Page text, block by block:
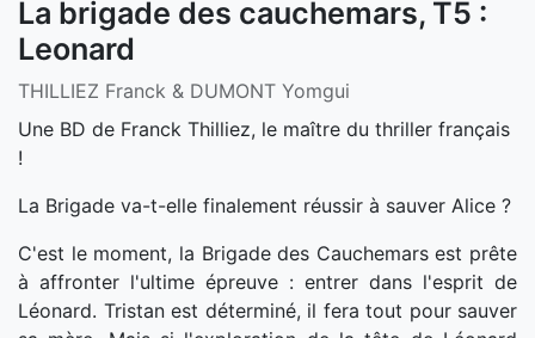
La brigade des cauchemars, T5 :
Leonard
THILLIEZ Franck & DUMONT Yomgui
Une BD de Franck Thilliez, le maître du thriller français
!
La Brigade va-t-elle finalement réussir à sauver Alice ?
C'est le moment, la Brigade des Cauchemars est prête
à affronter l'ultime épreuve : entrer dans l'esprit de
Léonard. Tristan est déterminé, il fera tout pour sauver